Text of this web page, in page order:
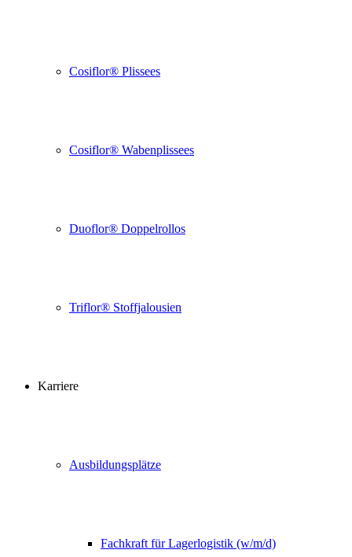
Cosiflor® Plissees
Cosiflor® Wabenplissees
Duoflor® Doppelrollos
Triflor® Stoffjalousien
Karriere
Ausbildungsplätze
Fachkraft für Lagerlogistik (w/m/d)